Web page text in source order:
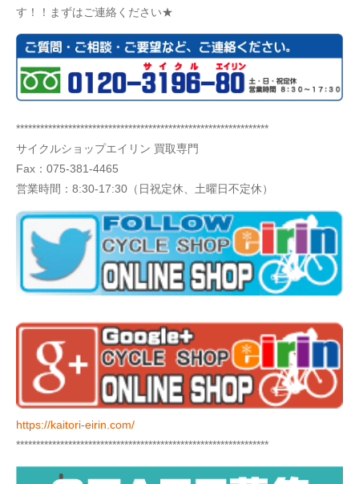
す！！まずはご連絡ください★
***************************************************************
サイクルショップエイリン 買取専門
Fax：075-381-4465
営業時間：8:30-17:30（日祝定休、土曜日不定休）
https://kaitori-eirin.com/
***************************************************************